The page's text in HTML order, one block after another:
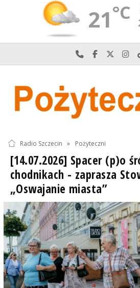
21°C
Najlepiej po
Odwiedź
Radio Szczecin » Pożyteczni
[14.07.2026] Spacer (p)o
chodnikach - zaprasza
„Oswajanie miasta”